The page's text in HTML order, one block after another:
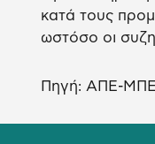
κατά τους
ωστόσο οι
Πηγή: ΑΠΕ-ΜΠΕ